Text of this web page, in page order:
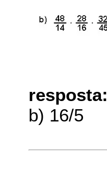
resposta:
b) 16/5